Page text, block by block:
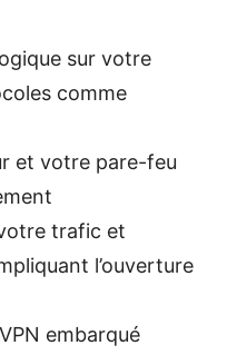
sur votre
comme
et votre pare-feu
trafic et
l’ouverture
embarqué